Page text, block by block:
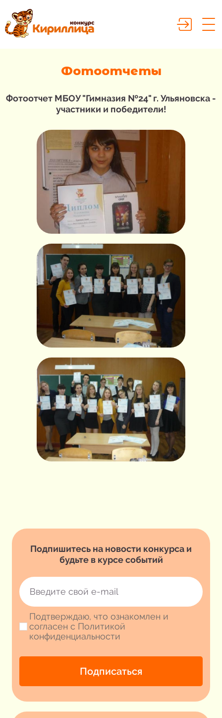
Фотоотчеты
Фотоотчет МБОУ "Гимназия №24" г. Ульяновска -
участники и победители!
Подпишитесь на новости конкурса и
будьте в курсе событий
Подтверждаю, что ознакомлен и
согласен с Политикой
конфиденциальности
Подписаться